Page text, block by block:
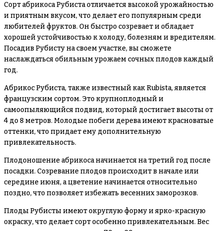
Сорт абрикоса Рубиста отличается высокой урожайностью
и приятным вкусом, что делает его популярным среди
любителей фруктов. Он быстро созревает и обладает
хорошей устойчивостью к холоду, болезням и вредителям.
Посадив Рубисту на своем участке, вы сможете
наслаждаться обильным урожаем сочных плодов каждый
год.
Абрикос Рубиста, также известный как Rubista, является
французским сортом. Это крупноплодный и
самоопыляющийся подвид, который достигает высоты от
4 до 8 метров. Молодые побеги дерева имеют красноватые
оттенки, что придает ему дополнительную
привлекательность.
Плодоношение абрикоса начинается на третий год после
посадки. Созревание плодов происходит в начале или
середине июня, а цветение начинается относительно
поздно, что позволяет избежать весенних заморозков.
Плоды Рубисты имеют округлую форму и ярко-красную
окраску, что делает сорт особенно привлекательным. Вес